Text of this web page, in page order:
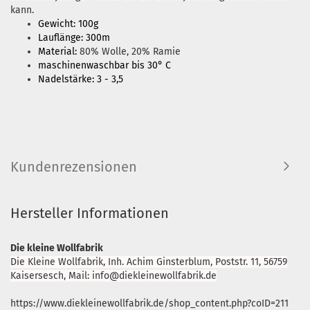
kann.
Gewicht: 100g
Lauflänge: 300m
Material: 80% Wolle, 20% Ramie
maschinenwaschbar bis 30° C
Nadelstärke: 3 - 3,5
Kundenrezensionen
Hersteller Informationen
Die kleine Wollfabrik
Die Kleine Wollfabrik, Inh. Achim Ginsterblum, Poststr. 11, 56759
Kaisersesch, Mail: info@diekleinewollfabrik.de
https://www.diekleinewollfabrik.de/shop_content.php?coID=211